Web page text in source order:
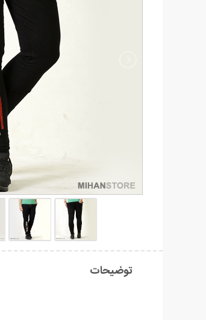
توضیحات